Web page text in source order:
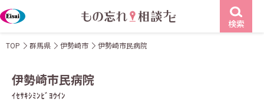
検索
TOP 群馬県 伊勢崎市 伊勢崎市民病院
伊勢崎市民病院
ｲｾｻｷｼﾐﾝﾋﾞﾖｳｲﾝ